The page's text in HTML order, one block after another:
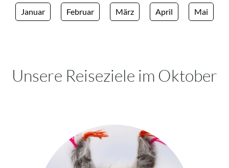
Januar Februar März April Mai
Unsere Reiseziele im Oktober